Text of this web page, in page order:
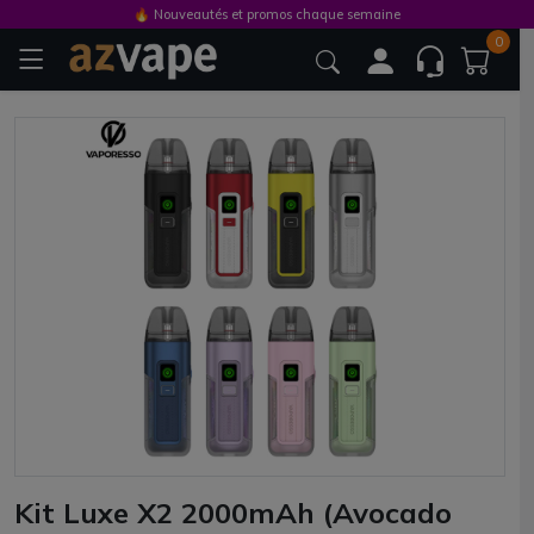
0
Kit Luxe X2 2000mAh (Avocado
🔥 Nouveautés et promos chaque semaine